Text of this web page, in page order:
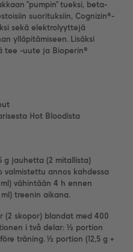
”pumpin” tueksi, beta-
suorituksiin, Cognizin®-
sekä elektrolyyttejä
ylläpitämiseen. Lisäksi
tee -uute ja Bioperin®
Hot Bloodista
g jauhetta (2 mitallista)
valmistettu annos kahdessa
vähintään 4 h ennen
treenin aikana.
(2 skopor) blandat med 400
i två delar: ½ portion
träning. ½ portion (12,5 g +